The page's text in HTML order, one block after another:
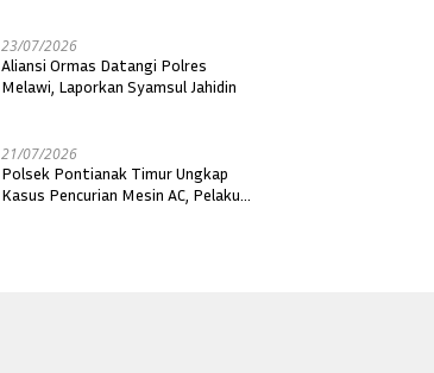
23/07/2026
Aliansi Ormas Datangi Polres
Melawi, Laporkan Syamsul Jahidin
21/07/2026
Polsek Pontianak Timur Ungkap
Kasus Pencurian Mesin AC, Pelaku